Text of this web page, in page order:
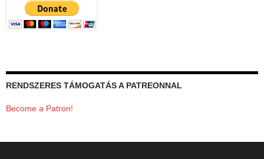
RENDSZERES TÁMOGATÁS A PATREONNAL
Become a Patron!